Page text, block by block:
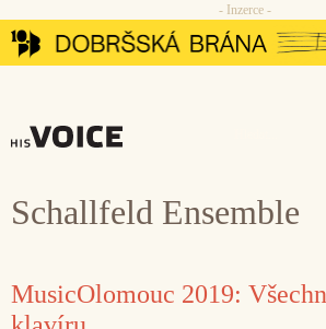
Přeskočit
na
- Inzerce -
Schallfeld Ensemble
MusicOlomouc 2019: